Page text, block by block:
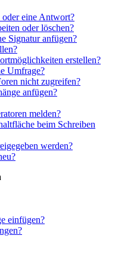
oder eine Antwort?
oder löschen?
Signatur anfügen?
erstellen?
Umfrage?
nicht zugreifen?
anfügen?
melden?
beim Schreiben
werden?
einfügen?